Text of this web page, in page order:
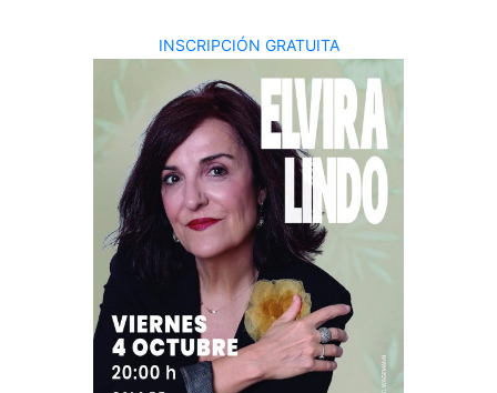
INSCRIPCIÓN GRATUITA